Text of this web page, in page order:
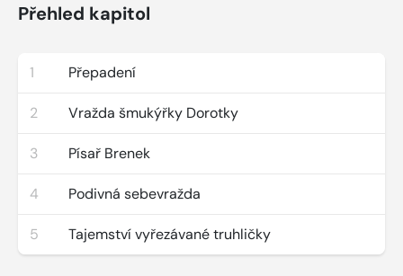
Přehled kapitol
1 Přepadení
2 Vražda šmukýřky Dorotky
3 Písař Brenek
4 Podivná sebevražda
5 Tajemství vyřezávané truhličky